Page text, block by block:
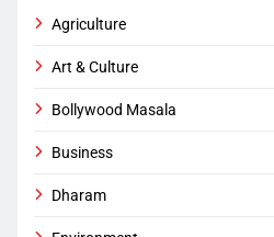
Agriculture
Art & Culture
Bollywood Masala
Business
Dharam